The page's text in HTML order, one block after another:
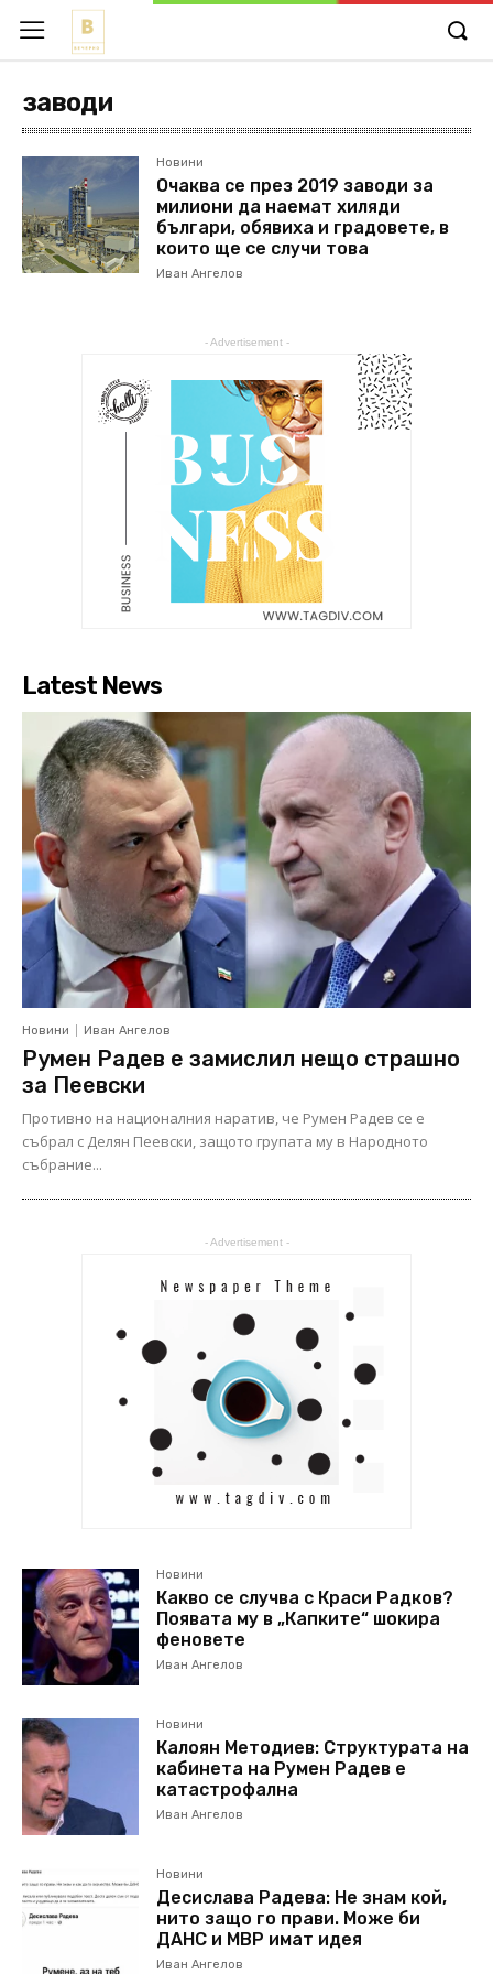
заводи
Новини
Очаква се през 2019 заводи за
милиони да наемат хиляди
българи, обявиха и градовете, в
които ще се случи това
Иван Ангелов
- Advertisement -
Latest News
Новини Иван Ангелов
Румен Радев е замислил нещо страшно
за Пеевски
Противно на националния наратив, че Румен Радев се е
събрал с Делян Пеевски, защото групата му в Народното
събрание...
- Advertisement -
Новини
Какво се случва с Краси Радков?
Появата му в „Капките“ шокира
феновете
Иван Ангелов
Новини
Калоян Методиев: Структурата на
кабинета на Румен Радев е
катастрофална
Иван Ангелов
Новини
Десислава Радева: Не знам кой,
нито защо го прави. Може би
ДАНС и МВР имат идея
Иван Ангелов